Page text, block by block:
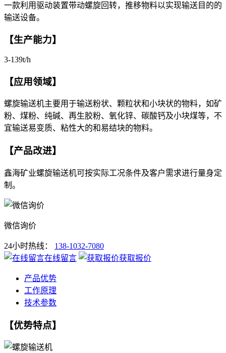
一款利用驱动装置带动螺旋回转，推移物料以实现输送目的的
输送设备。
【生产能力】
3-139t/h
【应用领域】
螺旋输送机主要用于输送粉状、颗粒状和小块状的物料，如矿
粉、煤粉、纯碱、再生胶粉、氧化锌、碳酸钙及小块煤等，不
宜输送易变质、粘性大的和易结块的物料。
【产品改进】
鑫海矿业螺旋输送机可按实际工况条件及客户需求进行量身定
制。
微信询价
24小时热线：
138-1032-7080
在线留言
获取报价
产品优势
工作原理
技术参数
【优势特点】